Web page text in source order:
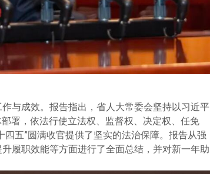
与成效。报告指出，省人大常委会坚持以习近平
署，依法行使立法权、监督权、决定权、任免
五”圆满收官提供了坚实的法治保障。报告从强
履职效能等方面进行了全面总结，并对新一年助